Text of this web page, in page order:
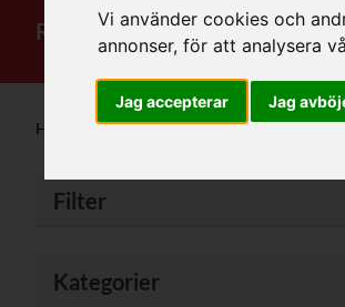
Vi använder cookies och
annonser, för att analysera
Jag accepterar Jag
RSK-Kategorier Produkter
Hem Produkter / Stålrör, Rostfria Rör
Filter
Kategorier